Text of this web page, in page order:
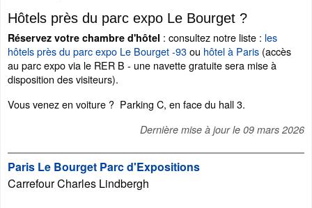
Hôtels près du parc expo Le Bourget ?
Réservez votre chambre d'hôtel : consultez notre liste : les
hôtels près du parc expo Le Bourget -93ou hôtel à Paris (accès
au parc expo via le RER B - une navette gratuite sera mise à
disposition des visiteurs).
Vous venez en voiture ? Parking C, en face du hall 3.
Dernière mise à jour le 09 mars 2026
Paris Le Bourget Parc d'Expositions
Carrefour Charles Lindbergh